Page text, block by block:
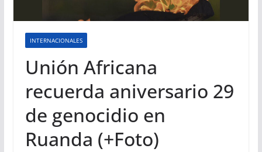
INTERNACIONALES
Unión Africana
recuerda aniversario 29
de genocidio en
Ruanda (+Foto)